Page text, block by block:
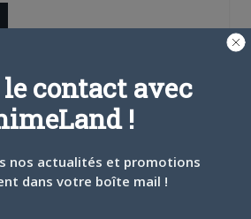
DE LA CRUZ
rêve. Il ne me reste plus qu'à
Hiroaki Samura et je pourrai
le contact avec
!
nos actualités et promotions
dans votre boîte mail !